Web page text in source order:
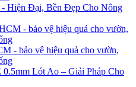
Hiện Đại, Bền Đẹp Cho Nông
- bảo vệ hiệu quả cho vườn,